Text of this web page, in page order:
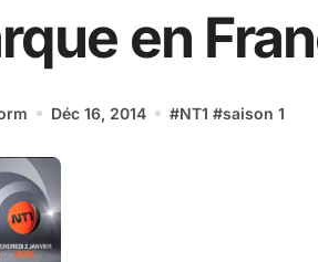
en
Déc 16, 2014 #NT1 #saison 1